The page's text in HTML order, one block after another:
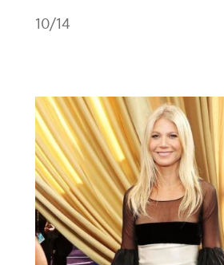
10/14